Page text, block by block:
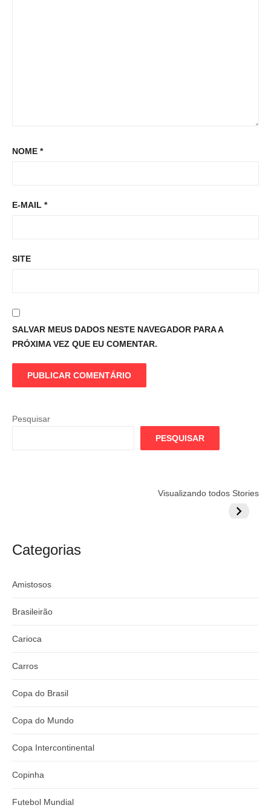
NOME *
E-MAIL *
SITE
SALVAR MEUS DADOS NESTE NAVEGADOR PARA A
PRÓXIMA VEZ QUE EU COMENTAR.
Pesquisar
PESQUISAR
Visualizando todos Stories
argentino
Globo quer
Lesão
do
Categorias
Amistosos
Brasileirão
Carioca
Carros
Copa do Brasil
Copa do Mundo
Copa Intercontinental
Copinha
Futebol Mundial